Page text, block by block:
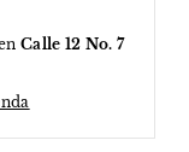
Calle 12 No. 7